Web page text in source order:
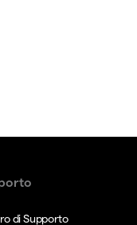
di Supporto